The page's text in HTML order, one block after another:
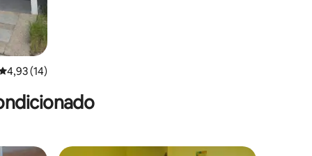
de uma avaliação média de 5, 14 avaliações
4,93 (14)